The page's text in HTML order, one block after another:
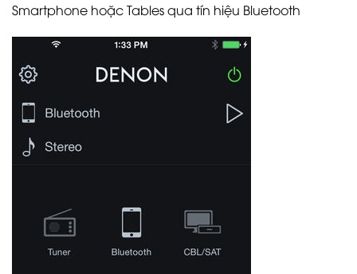
Smartphone hoặc Tables qua tín hiệu Bluetooth